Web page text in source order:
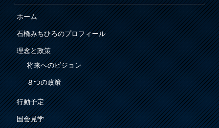
ホーム
石橋みちひろのプロフィール
理念と政策
将来へのビジョン
８つの政策
行動予定
国会見学